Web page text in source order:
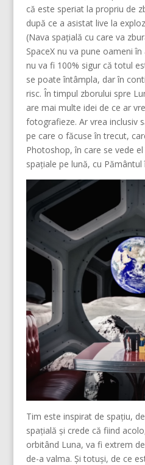
că este speriat la propriu de
după ce a asistat live la
(Nava spațială cu care va
SpaceX nu va pune oameni
nu va fi 100% sigur că totul
se poate întâmpla, dar în
risc. În timpul zborului spre
are mai multe idei de ce ar
fotografieze. Ar vrea inclusiv
pe care o făcuse în trecut,
Photoshop, în care se vede
spațiale pe lună, cu Pământul
Tim este inspirat de spațiu,
spațială și crede că fiind
orbitând Luna, va fi extrem
de-a valma. Și totuși, de ce